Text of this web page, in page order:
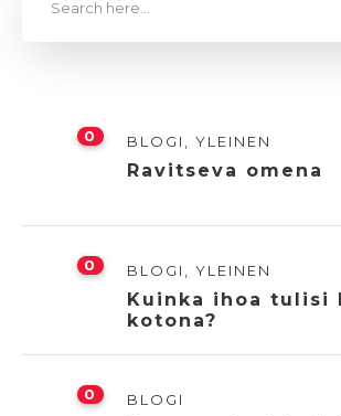
0 BLOGI YLEINEN
Ravitseva omena
0 BLOGI YLEINEN
Kuinka ihoa tulisi
kotona?
0 BLOGI